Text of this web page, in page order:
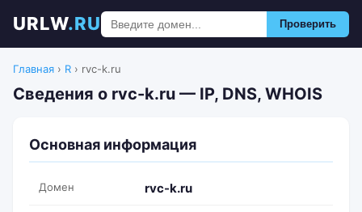
URLW.RU Проверить
Главная › R › rvc-k.ru
Сведения о rvc-k.ru — IP, DNS, WHOIS
Основная информация
Домен rvc-k.ru